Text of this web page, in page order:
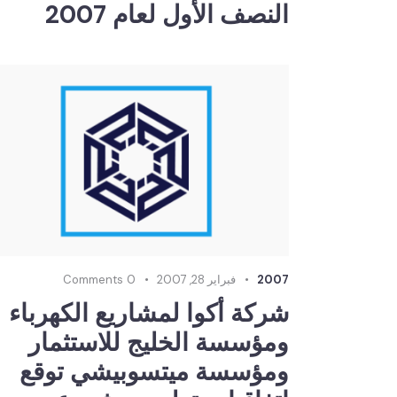
النصف الأول لعام 2007
2007 فبراير 28, 2007 0
Comments
شركة أكوا لمشاريع الكهرباء
ومؤسسة الخليج للاستثمار
ومؤسسة ميتسوبيشي توقع